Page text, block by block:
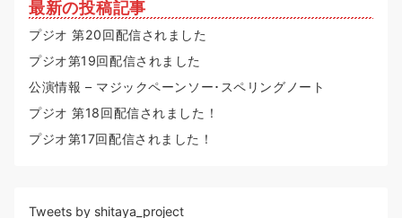
最新の投稿記事
プジオ 第20回配信されました
プジオ第19回配信されました
公演情報 – マジックペーンソー･スペリングノート
プジオ 第18回配信されました！
プジオ第17回配信されました！
Tweets by shitaya_project